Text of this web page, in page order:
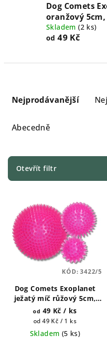
Dog Comets
oranžový 5cm,
Skladem(2 ks)
od 49 Kč
r
Nejprodávanější
Abecedně
Otevřít filtr
Dog Comets Exoplanet
ježatý míč růžový 5cm,
8cm, 10cm
od 49 Kč / ks
Měrná
cena:
od 49 Kč / 1 ks
Skladem (5 ks)
KÓD:3422/5